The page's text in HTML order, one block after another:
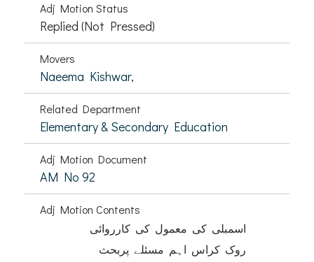
Adj Motion Status
Replied (Not Pressed)
Movers
Naeema Kishwar,
Related Department
Elementary & Secondary Education
Adj Motion Document
AM No 92
Adj Motion Contents
اسمبلی کی معمول کی کارروائی
روک کراس اہم مسئلے پربحث